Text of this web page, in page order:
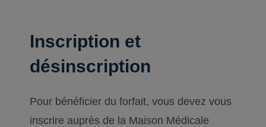
Inscription et
désinscription
Pour bénéficier du forfait, vous devez vous
inscrire auprès de la Maison Médicale